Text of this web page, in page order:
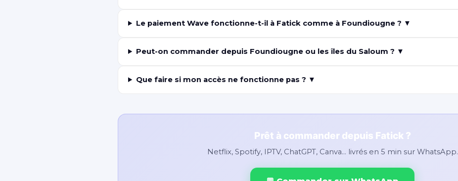
Le paiement Wave fonctionne-t-il à Fatick comme à Foundiougne ? ▼
Peut-on commander depuis Foundiougne ou les îles du Saloum ? ▼
Que faire si mon accès ne fonctionne pas ? ▼
Prêt à commander depuis Fatick ?
Netflix, Spotify, IPTV, ChatGPT, Canva… livrés en 5 min sur WhatsApp.